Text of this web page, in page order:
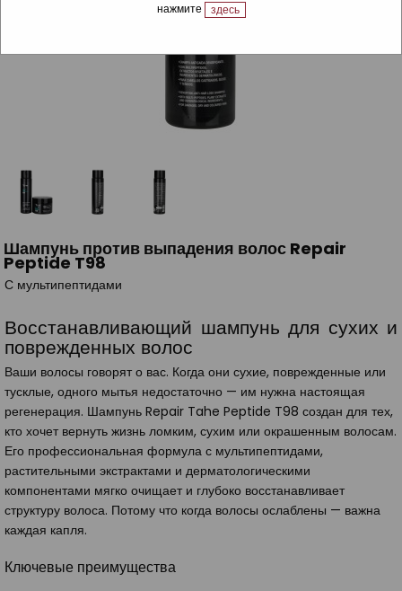
нажмите
здесь
Шампунь против выпадения волос Repair
Peptide T98
С мультипептидами
Восстанавливающий шампунь для сухих и
поврежденных волос
Ваши волосы говорят о вас. Когда они сухие, поврежденные или
тусклые, одного мытья недостаточно — им нужна настоящая
регенерация. Шампунь Repair Tahe Peptide T98 создан для тех,
кто хочет вернуть жизнь ломким, сухим или окрашенным волосам.
Его профессиональная формула с мультипептидами,
растительными экстрактами и дерматологическими
компонентами мягко очищает и глубоко восстанавливает
структуру волоса. Потому что когда волосы ослаблены — важна
каждая капля.
Ключевые преимущества